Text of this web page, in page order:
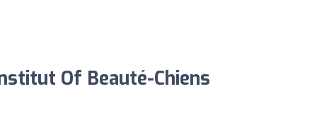
Of Beauté-Chiens